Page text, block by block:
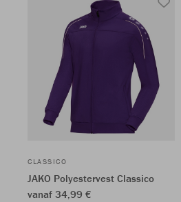
CLASSICO
JAKO Polyestervest Classico
vanaf 34,99 €